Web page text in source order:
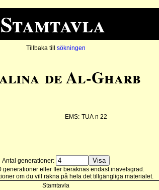
Stamtavla
Tillbaka till sökningen
de Al-Gharb
EMS: TUA n 22
Antal generationer:
generationer eller fler beräknas endast inavelsgrad.
om du vill räkna på hela det tillgängliga materialet.
Stamtavla